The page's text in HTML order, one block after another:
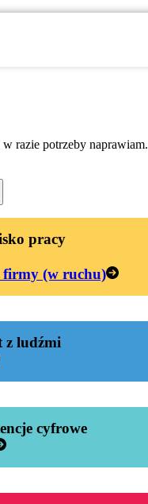
razie potrzeby naprawiam.
pracy
firmy (w ruchu)
z ludźmi
cyfrowe